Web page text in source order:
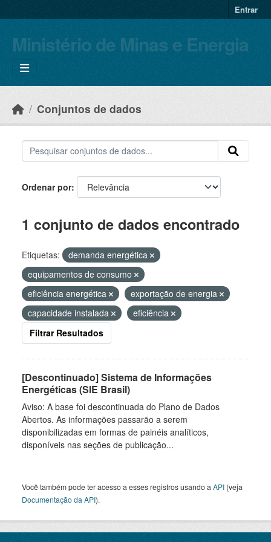
Entrar
Ministério de Minas e Energia
Conjuntos de dados
Ordenar por
1 conjunto de dados encontrado
Etiquetas:
demanda energética
equipamentos de consumo
eficiência energética
exportação de energia
capacidade instalada
eficiência
Filtrar Resultados
[Descontinuado] Sistema de Informações
Energéticas (SIE Brasil)
Aviso: A base foi descontinuada do Plano de Dados
Abertos. As informações passarão a serem
disponibilizadas em formas de painéis analíticos,
disponíveis nas seções de publicação...
Você também pode ter acesso a esses registros usando a API (veja
Documentação da API).